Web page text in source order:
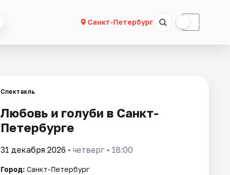
Санкт-Петербург ☾
Спектакль
Любовь и голуби в Санкт-
Петербурге
31 декабря 2026 • четверг • 18:00
Город: Санкт-Петербург